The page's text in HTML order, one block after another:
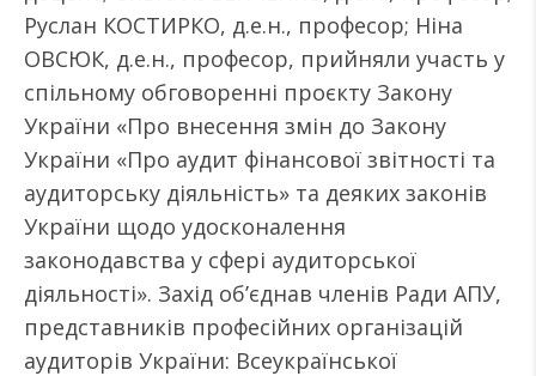
Руслан КОСТИРКО, д.е.н., професор; Ніна
ОВСЮК, д.е.н., професор, прийняли участь у
спільному обговоренні проєкту Закону
України «Про внесення змін до Закону
України «Про аудит фінансової звітності та
аудиторську діяльність» та деяких законів
України щодо удосконалення
законодавства у сфері аудиторської
діяльності». Захід об’єднав членів Ради АПУ,
представників професійних організацій
аудиторів України: Всеукраїнської